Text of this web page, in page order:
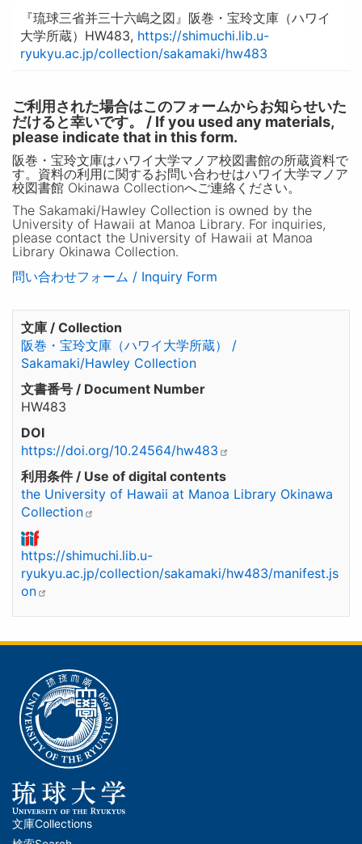
『琉球三省并三十六嶋之図』阪巻・宝玲文庫（ハワイ
大学所蔵）HW483, https://shimuchi.lib.u-
ryukyu.ac.jp/collection/sakamaki/hw483
ご利用された場合はこのフォームからお知らせいた
だけると幸いです。 / If you used any materials,
please indicate that in this form.
阪巻・宝玲文庫はハワイ大学マノア校図書館の所蔵資料で
す。資料の利用に関するお問い合わせはハワイ大学マノア
校図書館 Okinawa Collectionへご連絡ください。
The Sakamaki/Hawley Collection is owned by the
University of Hawaii at Manoa Library. For inquiries,
please contact the University of Hawaii at Manoa
Library Okinawa Collection.
問い合わせフォーム / Inquiry Form
文庫 / Collection
阪巻・宝玲文庫（ハワイ大学所蔵） /
Sakamaki/Hawley Collection
文書番号 / Document Number
HW483
DOI
https://doi.org/10.24564/hw483
利用条件 / Use of digital contents
the University of Hawaii at Manoa Library Okinawa
Collection
https://shimuchi.lib.u-
ryukyu.ac.jp/collection/sakamaki/hw483/manifest.js
on
文庫Collections